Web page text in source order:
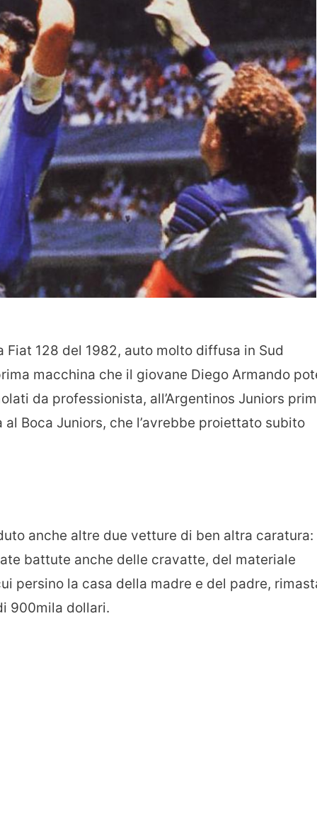
128 del 1982, auto molto diffusa in Sud
macchina che il giovane Diego Armando
da professionista, all’Argentinos Juniors
Boca Juniors, che l’avrebbe proiettato subito
anche altre due vetture di ben altra caratura:
battute anche delle cravatte, del materiale
persino la casa della madre e del padre,
900mila dollari.